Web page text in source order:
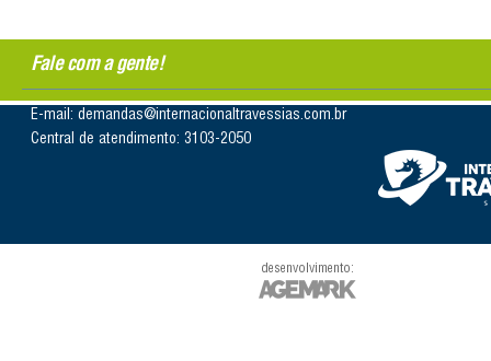
Fale com a gente!
E-mail: demandas@internacionaltravessias.com.br
Central de atendimento: 3103-2050
desenvolvimento: